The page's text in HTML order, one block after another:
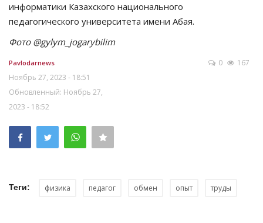
информатики Казахского национального
педагогического университета имени Абая.
Фото @gylym_jogarybilim
Pavlodarnews
Ноябрь 27, 2023 - 18:51
Обновленный: Ноябрь 27,
2023 - 18:52
0 167
Теги: физика педагог обмен опыт труды